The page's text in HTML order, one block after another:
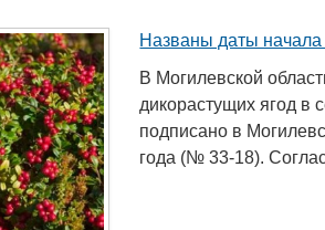
Названы даты начала
В Могилевской
дикорастущих ягод в
подписано в
года (№ 33-18).